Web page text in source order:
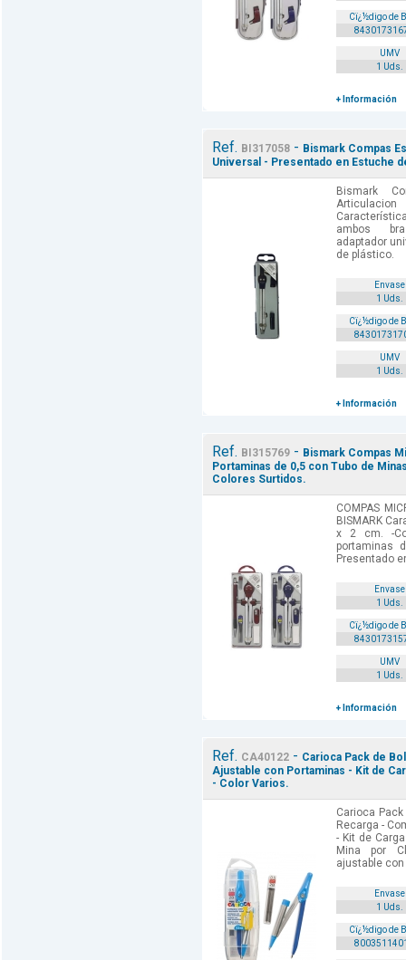
Cï¿½digo de
UMV
1 Uds.
+ Información
Ref. BI317058- Bismark Compas
Universal - Presentado en Estuche
Bismark
ambos
adaptador
de plástico.
Envase
1 Uds.
Cï¿½digo de
UMV
1 Uds.
+ Información
Ref. BI315769- Bismark Compas
Portaminas de 0,5 con Tubo de
Colores Surtidos.
COMPAS
BISMARK
x 2 cm. -
portaminas
Presentado
Envase
1 Uds.
Cï¿½digo de
UMV
1 Uds.
+ Información
Ref. CA40122- Carioca Pack de
Ajustable con Portaminas - Kit de
- Color Varios.
Carioca
Recarga -
- Kit de
Mina por
ajustable
Envase
1 Uds.
Cï¿½digo de